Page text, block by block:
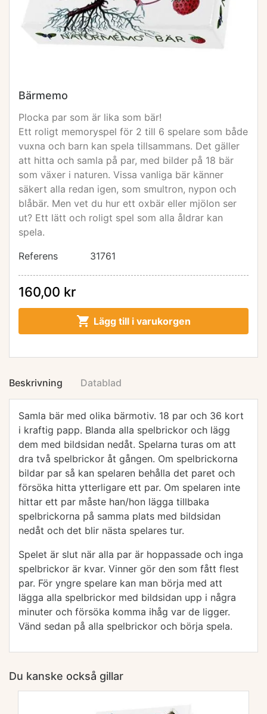
Bärmemo
Plocka par som är lika som bär!
Ett roligt memoryspel för 2 till 6 spelare som både
vuxna och barn kan spela tillsammans. Det gäller
att hitta och samla på par, med bilder på 18 bär
som växer i naturen. Vissa vanliga bär känner
säkert alla redan igen, som smultron, nypon och
blåbär. Men vet du hur ett oxbär eller mjölon ser
ut? Ett lätt och roligt spel som alla åldrar kan
spela.
Referens
31761
160,00 kr
 Lägg till i varukorgen
Beskrivning Datablad
Samla bär med olika bärmotiv. 18 par och 36 kort
i kraftig papp. Blanda alla spelbrickor och lägg
dem med bildsidan nedåt. Spelarna turas om att
dra två spelbrickor åt gången. Om spelbrickorna
bildar par så kan spelaren behålla det paret och
försöka hitta ytterligare ett par. Om spelaren inte
hittar ett par måste han/hon lägga tillbaka
spelbrickorna på samma plats med bildsidan
nedåt och det blir nästa spelares tur.
Spelet är slut när alla par är hoppassade och inga
spelbrickor är kvar. Vinner gör den som fått flest
par. För yngre spelare kan man börja med att
lägga alla spelbrickor med bildsidan upp i några
minuter och försöka komma ihåg var de ligger.
Vänd sedan på alla spelbrickor och börja spela.
Du kanske också gillar